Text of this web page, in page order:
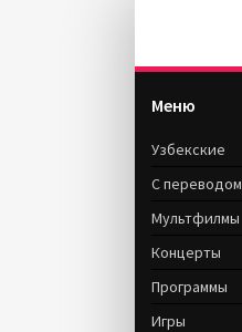
Меню
Узбекские
С переводом
Мультфилмы
Концерты
Программы
Игры